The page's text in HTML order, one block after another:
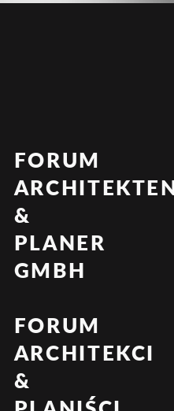
FORUM
ARCHITEKTEN
&
PLANER
GMBH
FORUM
ARCHITEKCI
&